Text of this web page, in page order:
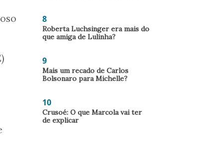
8
Roberta Luchsinger era mais do
que amiga de Lulinha?
9
Mais um recado de Carlos
Bolsonaro para Michelle?
10
Crusoé: O que Marcola vai ter
de explicar